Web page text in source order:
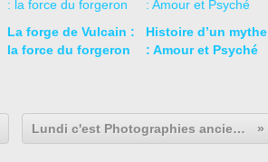
La forge de Vulcain :
la force du forgeron
Histoire d’un mythe
: Amour et Psyché
Lundi c'est Photographies anciennes. 42